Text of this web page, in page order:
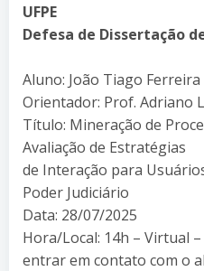
UFPE
Defesa de Dissertação
Aluno: João Tiago Ferreira
Orientador: Prof. Adriano
Título: Mineração de
Avaliação de Estratégias
de Interação para
Poder Judiciário
Data: 28/07/2025
Hora/Local: 14h – Virtual
entrar em contato com o